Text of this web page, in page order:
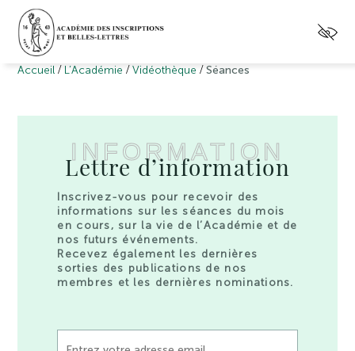
Accueil / L’Académie /Vidéothèque /Séances
INFORMATION
Lettre d’information
Inscrivez-vous pour recevoir des
informations sur les séances du mois
en cours, sur la vie de l’Académie et de
nos futurs événements.
Recevez également les dernières
sorties des publications de nos
membres et les dernières nominations.